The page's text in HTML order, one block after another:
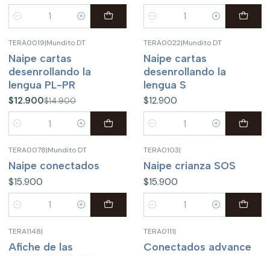
Cantidad Cantidad
-13% OFF
TERA0019|Mundito DT
Naipe cartas
desenrollando la
lengua PL-PR
$12.900$14.900
Cantidad
TERA0022|Mundito DT
Naipe cartas
desenrollando la
lengua S
$12.900
Cantidad
TERA0078|Mundito DT
Naipe conectados
$15.900
Cantidad
TERA0103|
Naipe crianza SOS
$15.900
Cantidad
TERA1148|
Afiche de las
TERA0111|
Conectados advance